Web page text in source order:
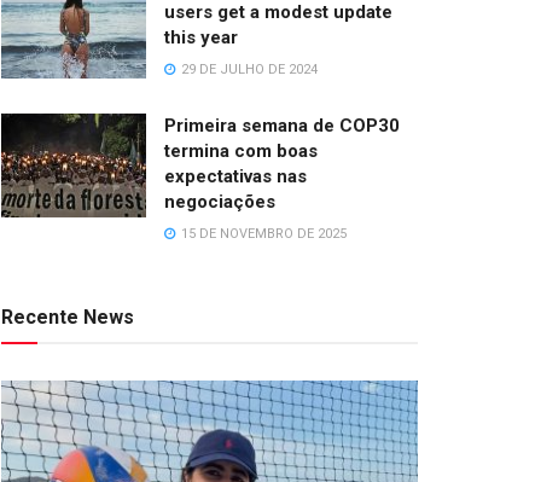
users get a modest update
this year
29 DE JULHO DE 2024
Primeira semana de COP30
termina com boas
expectativas nas
negociações
15 DE NOVEMBRO DE 2025
Recente News